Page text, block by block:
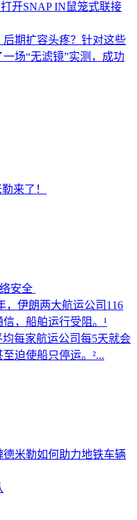
开SNAP IN鼠笼式联接
期扩容头疼？针对这些
场“无滤镜”实测，成功
来了！
安全
，伊朗两大航运公司116
，船舶运行受阻。¹
每家航运公司每5天就会
迫使船只停运。²...
德米勒如何助力地铁车辆